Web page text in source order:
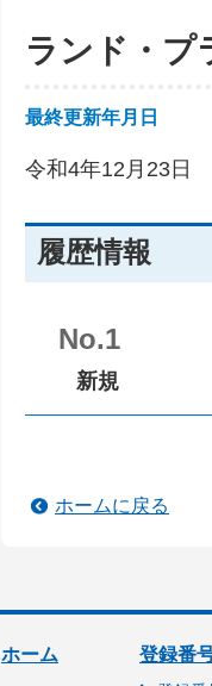
ランド・プ
最終更新年月日
令和4年12月23日
履歴情報
No.1
新規
ホームに戻る
ホーム 登録番